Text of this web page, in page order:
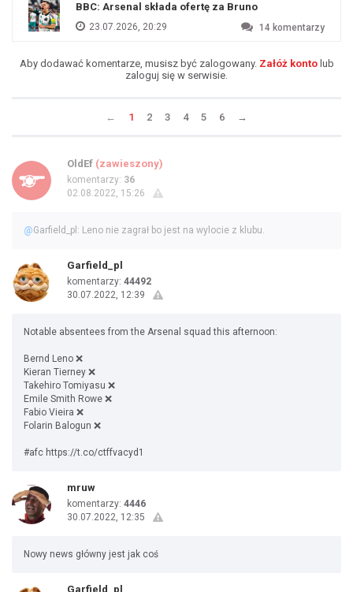
BBC: Arsenal składa ofertę za Bruno
23.07.2026, 20:29 14 komentarzy
Aby dodawać komentarze, musisz być zalogowany. Załóż kontolub
zaloguj się w serwisie.
← 1 2 3 4 5 6 →
OldEf (zawieszony)
komentarzy: 36
02.08.2022, 15:26
@Garfield_pl: Leno nie zagrał bo jest na wylocie z klubu.
Garfield_pl
komentarzy: 44492
30.07.2022, 12:39
Notable absentees from the Arsenal squad this afternoon:
Bernd Leno ❌
Kieran Tierney ❌
Takehiro Tomiyasu ❌
Emile Smith Rowe ❌
Fabio Vieira ❌
Folarin Balogun ❌
#afc https://t.co/ctffvacyd1
mruw
komentarzy: 4446
30.07.2022, 12:35
Nowy news główny jest jak coś
Garfield_pl